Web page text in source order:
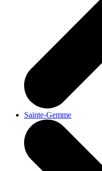
Sainte-Gemme